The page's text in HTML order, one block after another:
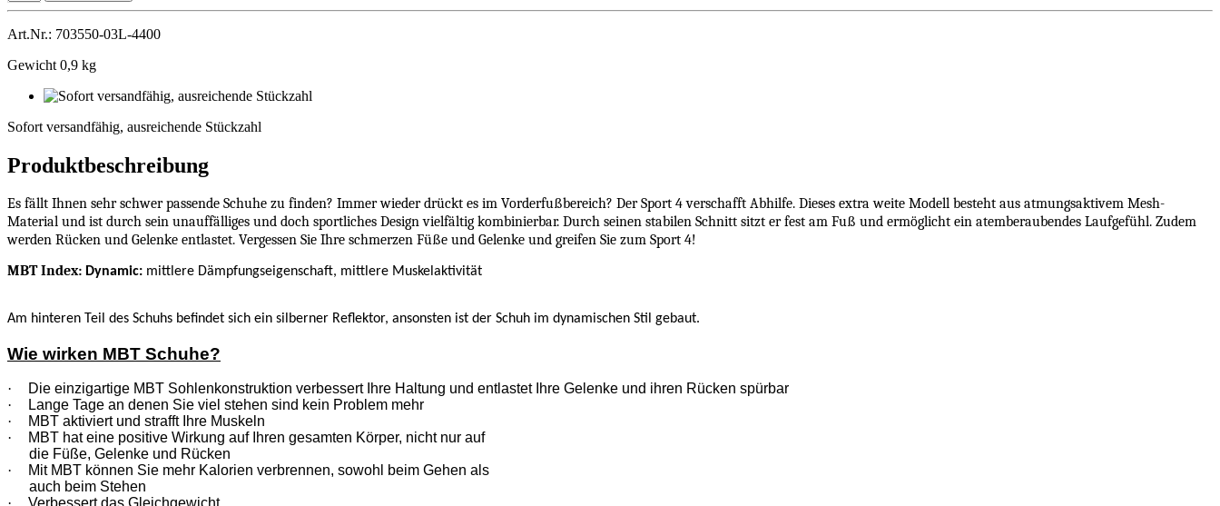
Art.Nr.: 703550-03L-4400
Gewicht 0,9 kg
Sofort versandfähig, ausreichende Stückzahl
Produktbeschreibung
Es fällt Ihnen sehr schwer passende Schuhe zu finden? Immer wieder drückt es im Vorderfußbereich? Der Sport 4 verschafft Abhilfe. Dieses extra weite Modell besteht aus atmungsaktivem Mesh-
Material und ist durch sein unauffälliges und doch sportliches Design vielfältig kombinierbar. Durch seinen stabilen Schnitt sitzt er fest am Fuß und ermöglicht ein atemberaubendes Laufgefühl. Zudem
werden Rücken und Gelenke entlastet. Vergessen Sie Ihre schmerzen Füße und Gelenke und greifen Sie zum Sport 4!
MBT Index: Dynamic: mittlere Dämpfungseigenschaft, mittlere Muskelaktivität
Am hinteren Teil des Schuhs befindet sich ein silberner Reflektor, ansonsten ist der Schuh im dynamischen Stil gebaut.
Wie wirken MBT Schuhe?
·
Die einzigartige MBT Sohlenkonstruktion verbessert Ihre Haltung und entlastet Ihre Gelenke und ihren Rücken spürbar
·
Lange Tage an denen Sie viel stehen sind kein Problem mehr
·
MBT aktiviert und strafft Ihre Muskeln
·
MBT hat eine positive Wirkung auf Ihren gesamten Körper, nicht nur auf
die Füße, Gelenke und Rücken
·
Mit MBT können Sie mehr Kalorien verbrennen, sowohl beim Gehen als
auch beim Stehen
·
Verbessert das Gleichgewicht